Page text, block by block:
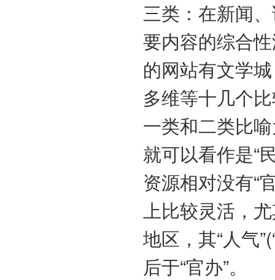
三类：在新闻
要内容的综合
的网站有文学
多维等十几个
一类和二类比
就可以看作是“
资源相对没有“
上比较灵活，
地区，其“人气
后于“官办”。